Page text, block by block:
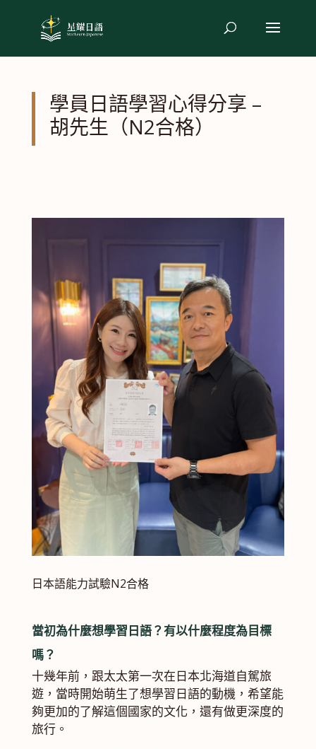
學員日語學習心得分享 –
胡先生（N2合格）
日本語能力試驗N2合格
當初為什麼想學習日語？有以什麼程度為目標
嗎？
十幾年前，跟太太第一次在日本北海道自駕旅
遊，當時開始萌生了想學習日語的動機，希望能
夠更加的了解這個國家的文化，還有做更深度的
旅行。